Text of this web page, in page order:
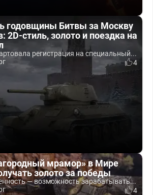
годовщины Битвы за Москву
2D-стиль, золото и поездка на
регистрация на специальный...
4
мрамор» в Мире
золото за победы
— возможность зарабатывать...
4